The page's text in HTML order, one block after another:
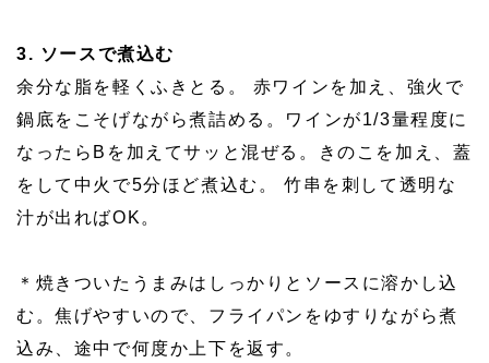
3. ソースで煮込む
余分な脂を軽くふきとる。 赤ワインを加え、強火で
鍋底をこそげながら煮詰める。ワインが1/3量程度に
なったらBを加えてサッと混ぜる。きのこを加え、蓋
をして中火で5分ほど煮込む。 竹串を刺して透明な
汁が出ればOK。
＊焼きついたうまみはしっかりとソースに溶かし込
む。焦げやすいので、フライパンをゆすりながら煮
込み、途中で何度か上下を返す。